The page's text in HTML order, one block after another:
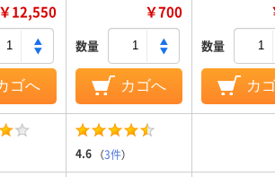
￥12,550
ゴへ
￥700
数量
カゴへ
数量
カ
4.6 （3件）